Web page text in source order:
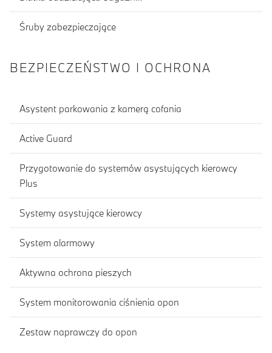
Śruby zabezpieczające
BEZPIECZEŃSTWO I OCHRONA
Asystent parkowania z kamerą cofania
Active Guard
Przygotowanie do systemów asystujących kierowcy
Plus
Systemy asystujące kierowcy
System alarmowy
Aktywna ochrona pieszych
System monitorowania ciśnienia opon
Zestaw naprawczy do opon